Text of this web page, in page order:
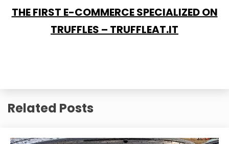
THE FIRST E-COMMERCE SPECIALIZED ON
TRUFFLES – TRUFFLEAT.IT
Related Posts